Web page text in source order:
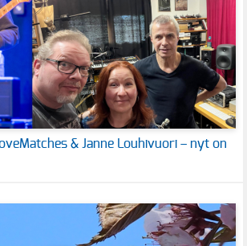
& Janne Louhivuori – nyt on